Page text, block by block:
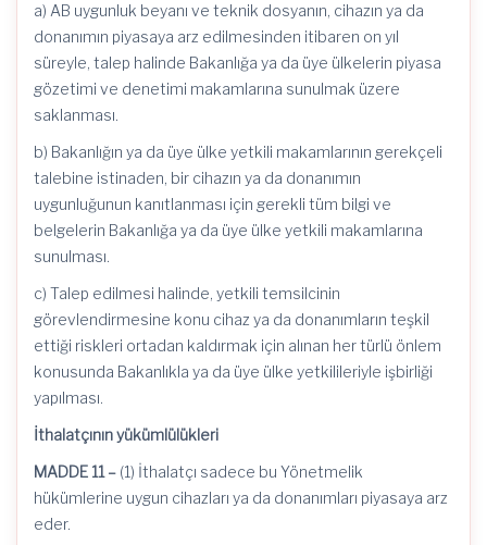
a) AB uygunluk beyanı ve teknik dosyanın, cihazın ya da
donanımın piyasaya arz edilmesinden itibaren on yıl
süreyle, talep halinde Bakanlığa ya da üye ülkelerin piyasa
gözetimi ve denetimi makamlarına sunulmak üzere
saklanması.
b) Bakanlığın ya da üye ülke yetkili makamlarının gerekçeli
talebine istinaden, bir cihazın ya da donanımın
uygunluğunun kanıtlanması için gerekli tüm bilgi ve
belgelerin Bakanlığa ya da üye ülke yetkili makamlarına
sunulması.
c) Talep edilmesi halinde, yetkili temsilcinin
görevlendirmesine konu cihaz ya da donanımların teşkil
ettiği riskleri ortadan kaldırmak için alınan her türlü önlem
konusunda Bakanlıkla ya da üye ülke yetkilileriyle işbirliği
yapılması.
İthalatçının yükümlülükleri
MADDE 11 – (1) İthalatçı sadece bu Yönetmelik
hükümlerine uygun cihazları ya da donanımları piyasaya arz
eder.